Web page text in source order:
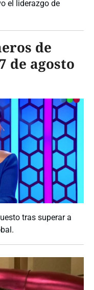
el liderazgo de
de
de agosto
tras superar a